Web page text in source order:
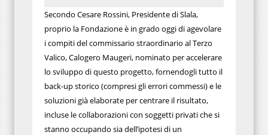
Secondo Cesare Rossini, Presidente di Slala,
proprio la Fondazione è in grado oggi di agevolare
i compiti del commissario straordinario al Terzo
Valico, Calogero Maugeri, nominato per accelerare
lo sviluppo di questo progetto, fornendogli tutto il
back-up storico (compresi gli errori commessi) e le
soluzioni già elaborate per centrare il risultato,
incluse le collaborazioni con soggetti privati che si
stanno occupando sia dell’ipotesi di un